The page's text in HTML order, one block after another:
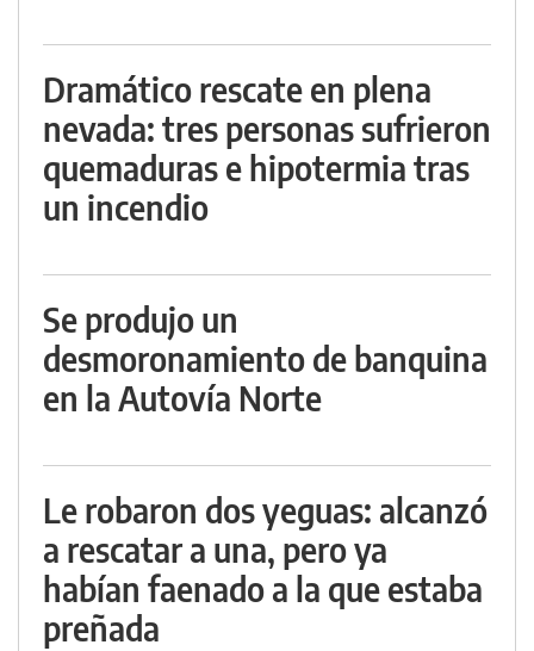
Dramático rescate en plena
nevada: tres personas sufrieron
quemaduras e hipotermia tras
un incendio
Se produjo un
desmoronamiento de banquina
en la Autovía Norte
Le robaron dos yeguas: alcanzó
a rescatar a una, pero ya
habían faenado a la que estaba
preñada